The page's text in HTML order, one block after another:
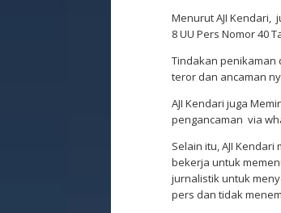
Menurut AJI Kendari,
8 UU Pers Nomor 40
Tindakan penikaman
teror dan ancaman
AJI Kendari juga
pengancaman via
Selain itu, AJI
bekerja untuk
jurnalistik untuk
pers dan tidak